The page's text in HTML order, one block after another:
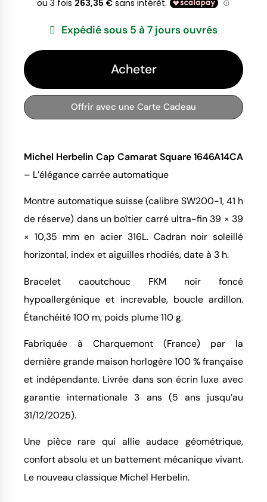
Expédié sous 5 à 7 jours ouvrés
Acheter
Offrir avec une Carte Cadeau
Michel Herbelin Cap Camarat Square 1646A14CA
– L’élégance carrée automatique
Montre automatique suisse (calibre SW200-1, 41 h
de réserve) dans un boîtier carré ultra-fin 39 × 39
× 10,35 mm en acier 316L. Cadran noir soleillé
horizontal, index et aiguilles rhodiés, date à 3 h.
Bracelet caoutchouc FKM noir foncé
hypoallergénique et increvable, boucle ardillon.
Étanchéité 100 m, poids plume 110 g.
Fabriquée à Charquemont (France) par la
dernière grande maison horlogère 100 % française
et indépendante. Livrée dans son écrin luxe avec
garantie internationale 3 ans (5 ans jusqu’au
31/12/2025).
Une pièce rare qui allie audace géométrique,
confort absolu et un battement mécanique vivant.
Le nouveau classique Michel Herbelin.